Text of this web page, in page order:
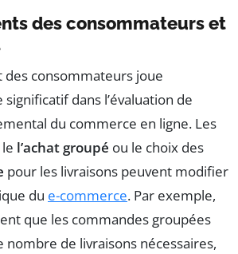
des consommateurs et
consommateurs joue
dans l’évaluation de
du commerce en ligne. Les
l’achat groupé ou le choix des
pour les livraisons peuvent modifier
du e-commerce. Par exemple,
que les commandes groupées
de livraisons nécessaires,